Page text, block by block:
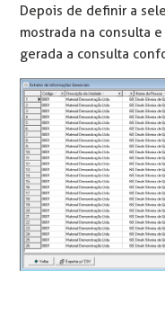
Depois de definir a
mostrada na consulta
gerada a consulta